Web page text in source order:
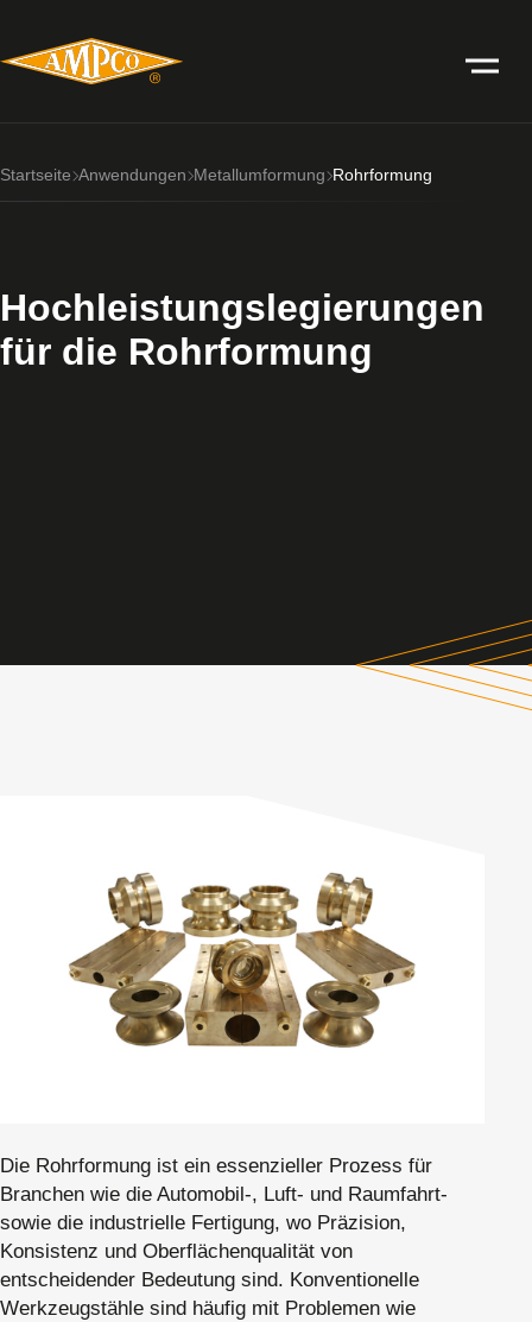
Startseite Anwendungen Metallumformung Rohrformung
Hochleistungslegierungen
für die Rohrformung
Die Rohrformung ist ein essenzieller Prozess für
Branchen wie die Automobil-, Luft- und Raumfahrt-
sowie die industrielle Fertigung, wo Präzision,
Konsistenz und Oberflächenqualität von
entscheidender Bedeutung sind. Konventionelle
Werkzeugstähle sind häufig mit Problemen wie